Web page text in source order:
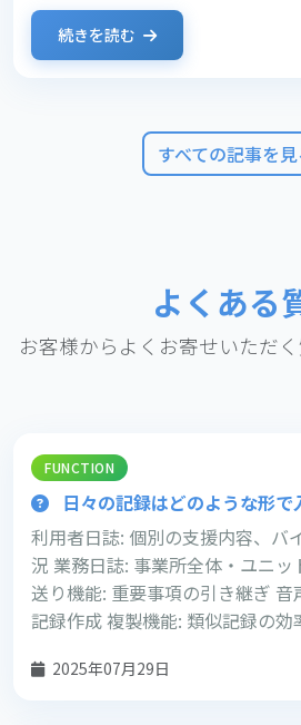
続きを読む
すべての記事を見
よくある
お客様からよくお寄せいただ
FUNCTION
日々の記録はどのような形で
利用者日誌: 個別の支援内容、バ
況 業務日誌: 事業所全体・ユニッ
送り機能: 重要事項の引き継ぎ 音
記録作成 複製機能: 類似記録の効
2025年07月29日